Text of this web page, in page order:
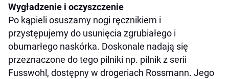
Wygładzenie i oczyszczenie
Po kąpieli osuszamy nogi ręcznikiem i
przystępujemy do usunięcia zgrubiałego i
obumarłego naskórka. Doskonale nadają się
przeznaczone do tego pilniki np. pilnik z serii
Fusswohl, dostępny w drogeriach Rossmann. Jego